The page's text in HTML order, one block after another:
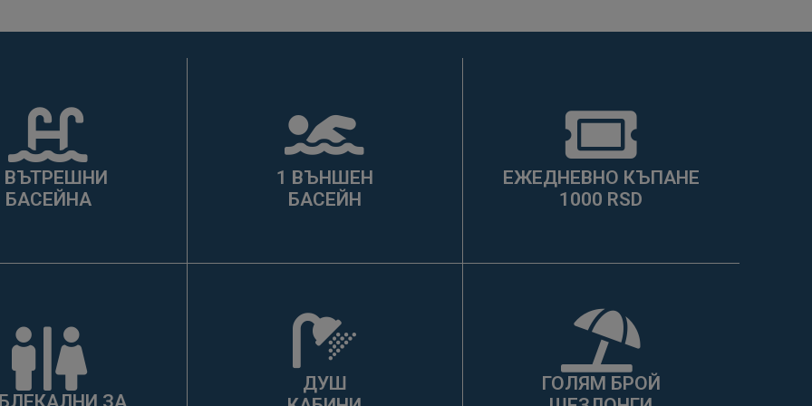
ВЪТРЕШНИ
БАСЕЙНА
ЗА
1 ВЪНШЕН
БАСЕЙН
ДУШ
ЕЖЕДНЕВНО КЪПАНЕ
1000 RSD
ГОЛЯМ БРОЙ